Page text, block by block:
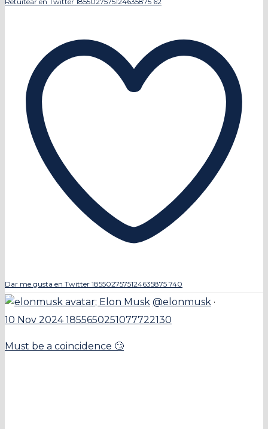
Dar me gusta en Twitter 1855027575124635875 740
; Elon Musk @elonmusk ·
10 Nov 20241855650251077722130
Must be a coincidence 🙄